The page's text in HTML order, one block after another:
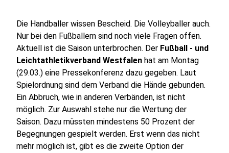
Die Handballer wissen Bescheid. Die Volleyballer auch.
Nur bei den Fußballern sind noch viele Fragen offen.
Aktuell ist die Saison unterbrochen. Der Fußball - und
Leichtathletikverband Westfalen hat am Montag
(29.03.) eine Pressekonferenz dazu gegeben. Laut
Spielordnung sind dem Verband die Hände gebunden.
Ein Abbruch, wie in anderen Verbänden, ist nicht
möglich. Zur Auswahl stehe nur die Wertung der
Saison. Dazu müssten mindestens 50 Prozent der
Begegnungen gespielt werden. Erst wenn das nicht
mehr möglich ist, gibt es die zweite Option der